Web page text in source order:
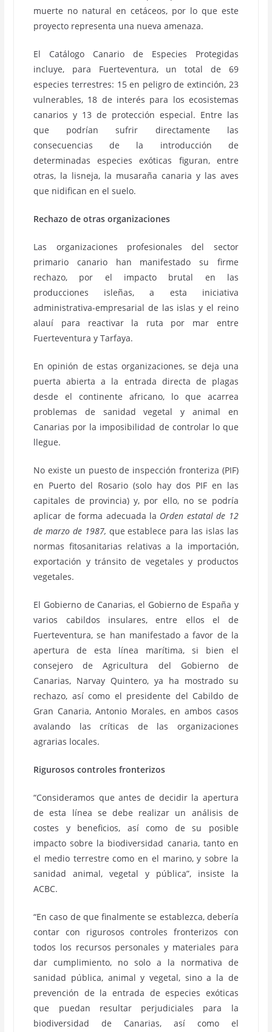
muerte no natural en cetáceos, por lo que este
proyecto representa una nueva amenaza.
El Catálogo Canario de Especies Protegidas
incluye, para Fuerteventura, un total de 69
especies terrestres: 15 en peligro de extinción, 23
vulnerables, 18 de interés para los ecosistemas
canarios y 13 de protección especial. Entre las
que podrían sufrir directamente las
consecuencias de la introducción de
determinadas especies exóticas figuran, entre
otras, la lisneja, la musaraña canaria y las aves
que nidifican en el suelo.
Rechazo de otras organizaciones
Las organizaciones profesionales del sector
primario canario han manifestado su firme
rechazo, por el impacto brutal en las
producciones isleñas, a esta iniciativa
administrativa-empresarial de las islas y el reino
alauí para reactivar la ruta por mar entre
Fuerteventura y Tarfaya.
En opinión de estas organizaciones, se deja una
puerta abierta a la entrada directa de plagas
desde el continente africano, lo que acarrea
problemas de sanidad vegetal y animal en
Canarias por la imposibilidad de controlar lo que
llegue.
No existe un puesto de inspección fronteriza (PIF)
en Puerto del Rosario (solo hay dos PIF en las
capitales de provincia) y, por ello, no se podría
aplicar de forma adecuada la Orden estatal de 12
de marzo de 1987, que establece para las islas las
normas fitosanitarias relativas a la importación,
exportación y tránsito de vegetales y productos
vegetales.
El Gobierno de Canarias, el Gobierno de España y
varios cabildos insulares, entre ellos el de
Fuerteventura, se han manifestado a favor de la
apertura de esta línea marítima, si bien el
consejero de Agricultura del Gobierno de
Canarias, Narvay Quintero, ya ha mostrado su
rechazo, así como el presidente del Cabildo de
Gran Canaria, Antonio Morales, en ambos casos
avalando las críticas de las organizaciones
agrarias locales.
Rigurosos controles fronterizos
“Consideramos que antes de decidir la apertura
de esta línea se debe realizar un análisis de
costes y beneficios, así como de su posible
impacto sobre la biodiversidad canaria, tanto en
el medio terrestre como en el marino, y sobre la
sanidad animal, vegetal y pública”, insiste la
ACBC.
“En caso de que finalmente se establezca, debería
contar con rigurosos controles fronterizos con
todos los recursos personales y materiales para
dar cumplimiento, no solo a la normativa de
sanidad pública, animal y vegetal, sino a la de
prevención de la entrada de especies exóticas
que puedan resultar perjudiciales para la
biodiversidad de Canarias, así como el